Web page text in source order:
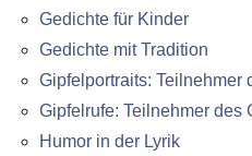
Gedichte für Kinder
Gedichte mit Tradition
Gipfelportraits: Teilnehmer
Gipfelrufe: Teilnehmer des
Humor in der Lyrik